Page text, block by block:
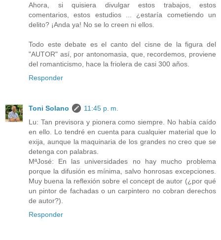
Ahora, si quisiera divulgar estos trabajos, estos
comentarios, estos estudios ... ¿estaría cometiendo un
delito? ¡Anda ya! No se lo creen ni ellos.
Todo este debate es el canto del cisne de la figura del
"AUTOR" así, por antonomasia, que, recordemos, proviene
del romanticismo, hace la friolera de casi 300 años.
Responder
Toni Solano
11:45 p. m.
Lu: Tan previsora y pionera como siempre. No había caído
en ello. Lo tendré en cuenta para cualquier material que lo
exija, aunque la maquinaria de los grandes no creo que se
detenga con palabras.
MªJosé: En las universidades no hay mucho problema
porque la difusión es mínima, salvo honrosas excepciones.
Muy buena la reflexión sobre el concept de autor (¿por qué
un pintor de fachadas o un carpintero no cobran derechos
de autor?).
Responder